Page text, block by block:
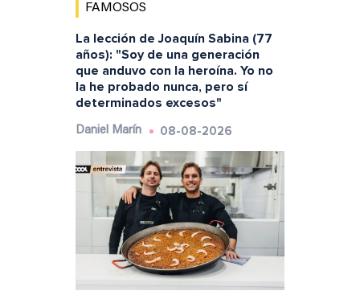
FAMOSOS
La lección de Joaquín Sabina (77
años): "Soy de una generación
que anduvo con la heroína. Yo no
la he probado nunca, pero sí
determinados excesos"
Daniel Marín 08-08-2026